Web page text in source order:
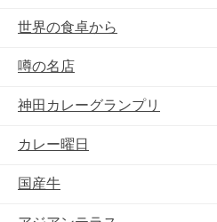
世界の食卓から
噂の名店
神田カレーグランプリ
カレー曜日
国産牛